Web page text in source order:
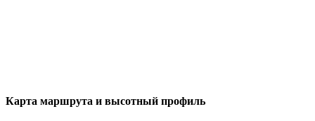
Карта маршрута и высотный профиль